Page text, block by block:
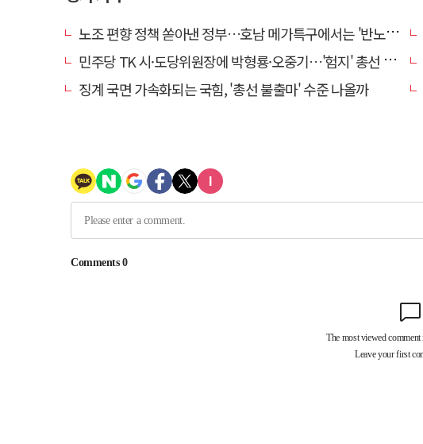
노조 편향 정책 쏟아낸 정부…호남 메가특구에서는 '반노조'?
민주당 TK 시·도당위원장에 박형룡·오중기…'험지' 총선 이끈다
징계 국면 가속화되는 국힘, '총선 불출마' 수준 나올까